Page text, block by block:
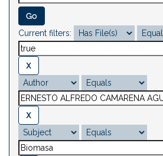
Current filters: